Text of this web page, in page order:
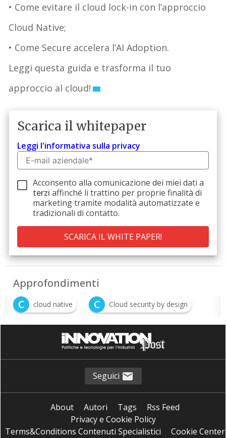
• Come evitare il cloud lock-in con l’approccio
Cloud Native;
• Come Secure accelera l’AI Adoption.
Leggi questa guida e trasforma il tuo
approccio al cloud!
Scarica il whitepaper
Leggi l'informativa sulla privacy
Acconsento alla comunicazione dei miei dati a
terzi affinché li trattino per proprie finalità di
marketing tramite modalità automatizzate e
tradizionali di contatto.
Approfondimenti
C
cloud native C Cloud security by design
L Lock in tecnologico
Seguici
About Autori Tags
Rss Feed
Privacy e Cookie Policy
Terms&Conditions Contenuti Specialistici
Cookie Center